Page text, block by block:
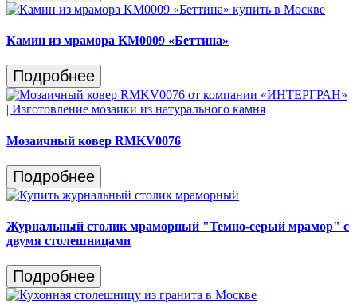
Камин из мрамора KМ0009 «Беттина»
Подробнее
Мозаичный ковер RMKV0076
Подробнее
Журнальный столик мраморный "Темно-серый мрамор" с
двумя столешницами
Подробнее